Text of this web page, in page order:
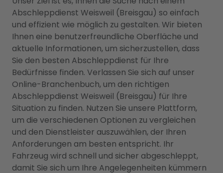
Abschleppdienst Weisweil (Breisgau) so einfach
und effizient wie möglich zu gestalten. Wir bieten
Ihnen eine benutzerfreundliche Oberfläche und
aktuelle Informationen, um sicherzustellen, dass
Sie den besten Abschleppdienst für Ihre
Bedürfnisse finden. Verlassen Sie sich auf unser
Online-Branchenbuch, um den richtigen
Abschleppdienst Weisweil (Breisgau) für Ihre
Situation zu finden. Nutzen Sie unsere Plattform,
um die verschiedenen Optionen zu vergleichen
und den Dienstleister auszuwählen, der Ihren
Anforderungen am besten entspricht. Ihr
Fahrzeug wird schnell und sicher abgeschleppt,
damit Sie sich um Ihre Angelegenheiten kümmern